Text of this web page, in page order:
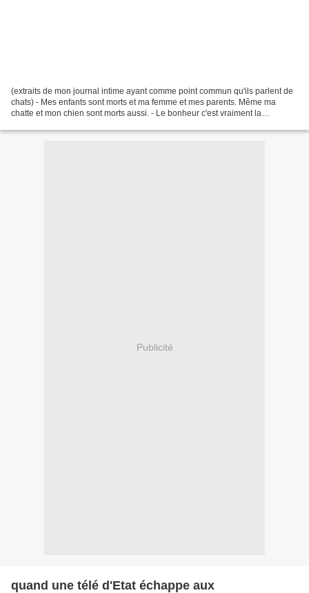
(extraits de mon journal intime ayant comme point commun qu'ils parlent de
chats) - Mes enfants sont morts et ma femme et mes parents. Même ma
chatte et mon chien sont morts aussi. - Le bonheur c'est vraiment la
Publicité
quand une télé d'Etat échappe aux